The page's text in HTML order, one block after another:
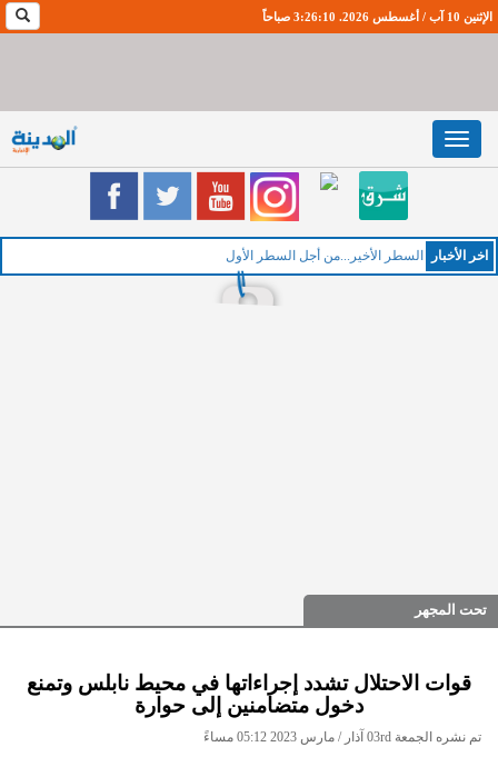
الإثنين 10 آب / أغسطس 2026. 3:26:11 صباحاً
Toggle
navigation
اخر اﻷخبار السطر الأخير...من أجل السطر الأول
تحت المجهر
قوات الاحتلال تشدد إجراءاتها في محيط نابلس وتمنع
دخول متضامنين إلى حوارة
تم نشره الجمعة 03rd آذار / مارس 2023 05:12 مساءً